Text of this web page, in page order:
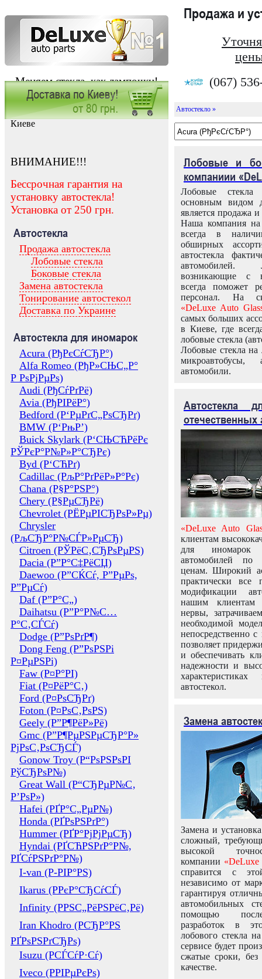
Меняем стекла, как лампочки!
Продажа и
(067)
Заказать установку автостекла в
Киеве
ВНИМАНИЕ!!!
Бессрочная гарантия на
установку автостекла!
Установка от 250 грн.
Автостекла
Продажа автостекла
Лобовые стекла
Боковые стекла
Замена автостекла
Тонирование автостекол
Доставка по Украине
Автостекла для иномарок
Acura (РђРєСѓСЂР°)
Alfa Romeo (РђР»СЊС„Р°
Р РѕРјРµРѕ)
Audi (РђСѓРґРё)
Avia (РђРІРёР°)
Bedford (Р‘РµРґС„РѕСЂРґ)
BMW (Р‘РњР’)
Buick Skylark (Р‘СЊСЋРёРє
РЎРєР°Р№Р»Р°СЂРє)
Byd (Р‘СЋРґ)
Cadillac (РљР°РґРёР»Р°Рє)
Chana (Р§Р°РЅР°)
Chery (Р§РµСЂРё)
Chevrolet (РЁРµРІСЂРѕР»Рµ)
Chrysler
(РљСЂР°Р№СЃР»РµСЂ)
Citroen (РЎРёС‚СЂРѕРµРЅ)
Dacia (Р”Р°С‡РёСЏ)
Daewoo (Р”СЌСѓ, Р”РµРѕ,
Р”РµСѓ)
Daf (Р”Р°С„)
Daihatsu (Р”Р°Р№С…
Р°С‚СЃСѓ)
Dodge (Р”РѕРґР¶)
Dong Feng (Р”РѕРЅРі
Р¤РµРЅРі)
Faw (Р¤Р°РІ)
Fiat (Р¤РёР°С‚)
Ford (Р¤РѕСЂРґ)
Foton (Р¤РѕС‚РѕРЅ)
Geely (Р”Р¶РёР»Рё)
Gmc (Р”Р¶РµРЅРµСЂР°Р»
РјРѕС‚РѕСЂСЃ)
Gonow Troy (Р“РѕРЅРѕРІ
РўСЂРѕР№)
Great Wall (Р“СЂРµР№С‚
Р’РѕР»)
Hafei (РҐР°С„РµР№)
Honda (РҐРѕРЅРґР°)
Hummer (РҐР°РјРјРµСЂ)
Hyndai (РҐСЋРЅРґР°Р№,
РҐСѓРЅРґР°Р№)
I-van (Р-РІР°РЅ)
Ikarus (РРєР°СЂСѓСЃ)
Infinity (РРЅС„РёРЅРёС‚Рё)
Iran Khodro (РСЂР°РЅ
РҐРѕРЅРґСЂРѕ)
Isuzu (РСЃСѓР·Сѓ)
Iveco (РРІРµРєРѕ)
Автостекло »
Лобовые и
компаниии
Лобовые
основным видом
является продажа и
Наша компания на
всегда в
обширных
автостекла
возникающие с
всегда поможет
персонал. На
«DeLuxe Auto
самых больших
в Киеве, где
лобовые стекла
Лобовые стекла на
микроавтобусы,
автомобили.
Автостекла
отечественных
«DeLuxe Auto
клиентам
для иномарок
автомобилей
ценам. Широкий
практически все
модификации
нашим клиентам
нервы,
необходимой
непосредственно
позволяет
и обеспечивать
надежности и
автостекол.
Замена
Замена и
сложный,
высокой
компании «DeLuxe
справится с
независимо от
гарантируя
автомобильных
помощью
разработок в
лобового стекла
сервисе будет
сжатые сроки,
качестве.